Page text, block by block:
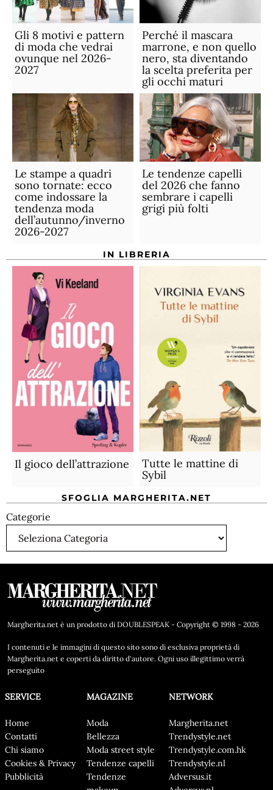
Gli 8 motivi e pattern
di moda che vedrai
ovunque nel 2026-
2027
Perché il mascara
marrone, e non quello
nero, sta diventando
la scelta preferita per
gli occhi maturi
Le stampe a quadri
sono tornate: ecco
come indossare la
tendenza moda
dell’autunno/inverno
2026-2027
Le tendenze capelli
del 2026 che fanno
sembrare i capelli
grigi più folti
IN LIBRERIA
Il gioco dell’attrazione
Tutte le mattine di
Sybil
SFOGLIA MARGHERITA.NET
Categorie
Margherita.net è un prodotto di DOUBLESPEAK - Copyright © 1998 - 2026
I contenuti e le immagini di questo sito sono di esclusiva proprietà di
Margherita.net e coperti da diritto d'autore. Ogni uso illegittimo verrà
perseguito
SERVICE
Home
Contatti
Chi siamo
Cookies & Privacy
Pubblicità
MAGAZINE
Moda
Bellezza
Moda street style
Tendenze capelli
Tendenze
NETWORK
Margherita.net
Trendystyle.net
Trendystyle.com.hk
Trendystyle.nl
Adversus.it